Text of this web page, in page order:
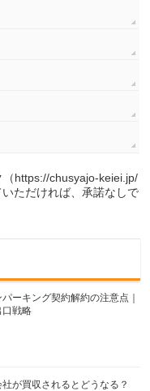
https://chusyajo-keiei.jp/
ただければ、承諾なしで
ーキング契約解約の注意点｜
戦略
が買収されるとどうなる？